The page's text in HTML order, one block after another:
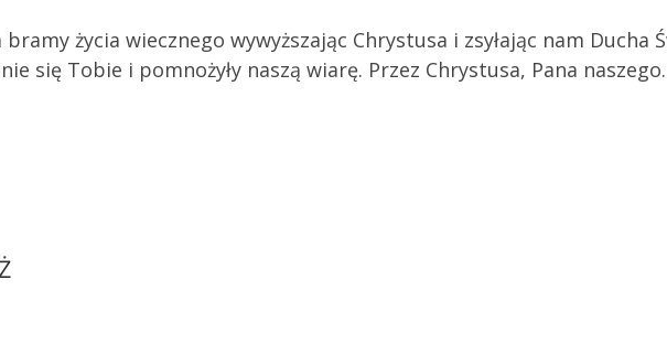
życia wiecznego wywyższając Chrystusa i zsyłając nam Ducha
się Tobie i pomnożyły naszą wiarę. Przez Chrystusa, Pana